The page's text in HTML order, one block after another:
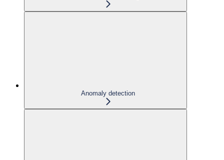
Anomaly detection